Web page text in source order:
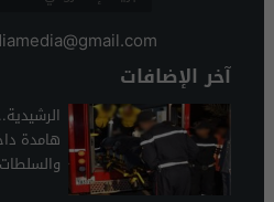
آخر الإضافات
هامدة